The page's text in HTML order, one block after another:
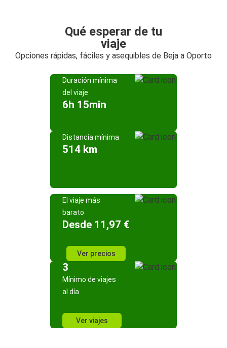
Qué esperar de tu
viaje
Opciones rápidas, fáciles y asequibles de Beja a Oporto
Duración mínima
del viaje
6h 15min
Distancia mínima
514 km
El viaje más
barato
Desde 11,97 €
Ver precios
3
Mínimo de viajes
al día
Ver viajes